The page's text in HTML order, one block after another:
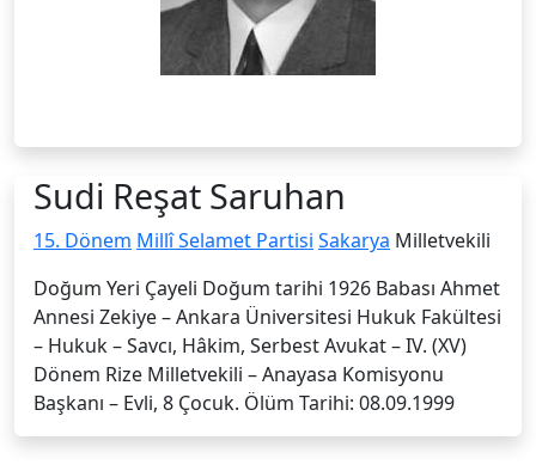
Sudi Reşat Saruhan
15. Dönem Millî Selamet Partisi Sakarya Milletvekili
Doğum Yeri Çayeli Doğum tarihi 1926 Babası Ahmet
Annesi Zekiye – Ankara Üniversitesi Hukuk Fakültesi
– Hukuk – Savcı, Hâkim, Serbest Avukat – IV. (XV)
Dönem Rize Milletve­kili – Anayasa Komisyonu
Başkanı – Evli, 8 Çocuk. Ölüm Tarihi: 08.09.1999